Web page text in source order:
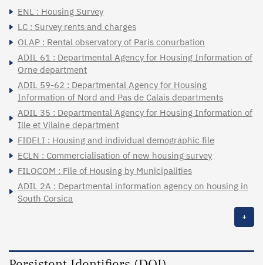
ENL : Housing Survey
LC : Survey rents and charges
OLAP : Rental observatory of Paris conurbation
ADIL 61 : Departmental Agency for Housing Information of
Orne department
ADIL 59-62 : Departmental Agency for Housing
Information of Nord and Pas de Calais departments
ADIL 35 : Departmental Agency for Housing Information of
Ille et Vilaine department
FIDELI : Housing and individual demographic file
ECLN : Commercialisation of new housing survey
FILOCOM : File of Housing by Municipalities
ADIL 2A : Departmental information agency on housing in
South Corsica
+